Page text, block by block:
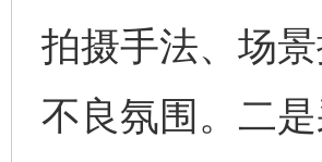
拍摄手法、场
不良氛围。二